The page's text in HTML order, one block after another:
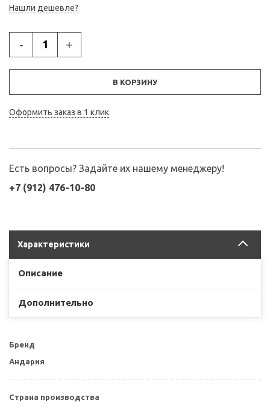
Нашли дешевле?
- +
В КОРЗИНУ
Оформить заказ в 1 клик
Есть вопросы? Задайте их нашему менеджеру!
+7 (912) 476-10-80
Характеристики
Описание
Дополнительно
Бренд
Андария
Страна производства